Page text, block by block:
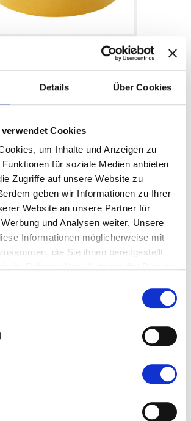
Details Über Cookies
Cookies
um Inhalte und Anzeigen zu
für soziale Medien anbieten
Zugriffe auf unsere Website zu
geben wir Informationen zu Ihrer
Website an unsere Partner für
und Analysen weiter. Unsere
Informationen möglicherweise mit
die Sie ihnen bereitgestellt
who may receive and
Gewebe, zweiseitig klebend
Artikelnummer: 640-38
Gewebe, zweiseitig klebend